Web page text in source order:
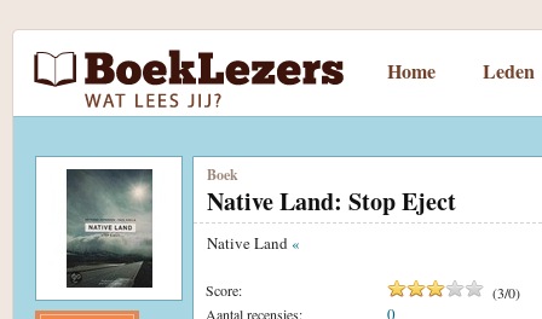
Home Leden
Boek
Native Land: Stop Eject
Native Land «
Score: (3/0)
Aantal recensies:
0